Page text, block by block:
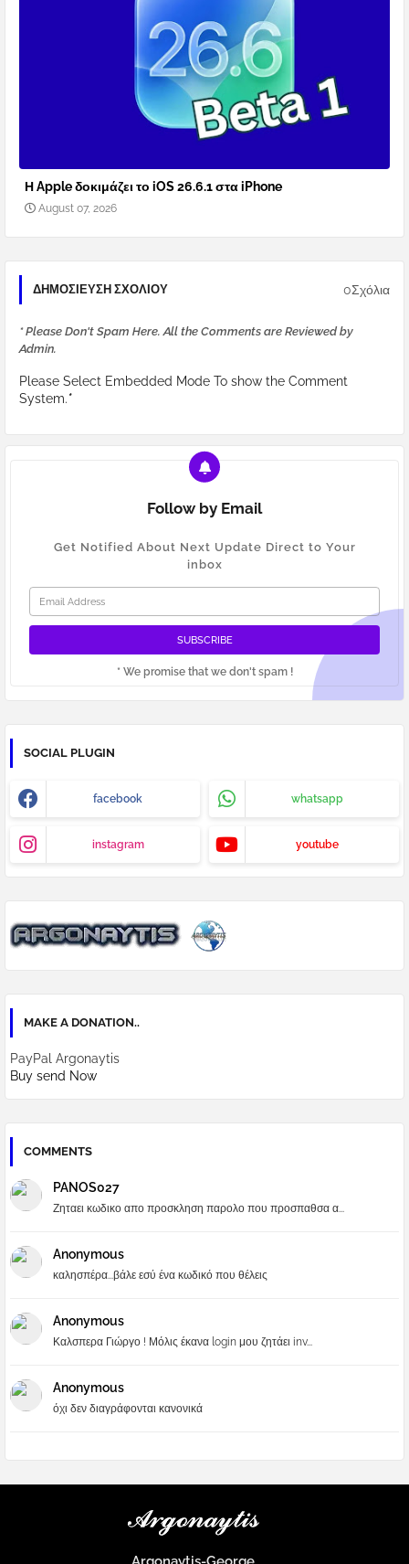
Η Apple δοκιμάζει το iOS 26.6.1 στα iPhone
August 07, 2026
ΔΗΜΟΣΊΕΥΣΗ ΣΧΟΛΊΟΥ 0Σχόλια
* Please Don't Spam Here. All the Comments are Reviewed by
Admin.
Please Select Embedded Mode To show the Comment
System.*
Follow by Email
Get Notified About Next Update Direct to Your
inbox
* We promise that we don't spam !
SOCIAL PLUGIN
facebook whatsapp
instagram youtube
MAKE A DONATION..
PayPal Argonaytis
Buy send Now
COMMENTS
PANOS027
Ζηταει κωδικο απο προσκληση παρολο που προσπαθσα α...
Anonymous
καλησπέρα...βάλε εσύ ένα κωδικό που θέλεις
Anonymous
Καλσπερα Γιώργο ! Μόλις έκανα login μου ζητάει inv...
Anonymous
όχι δεν διαγράφονται κανονικά